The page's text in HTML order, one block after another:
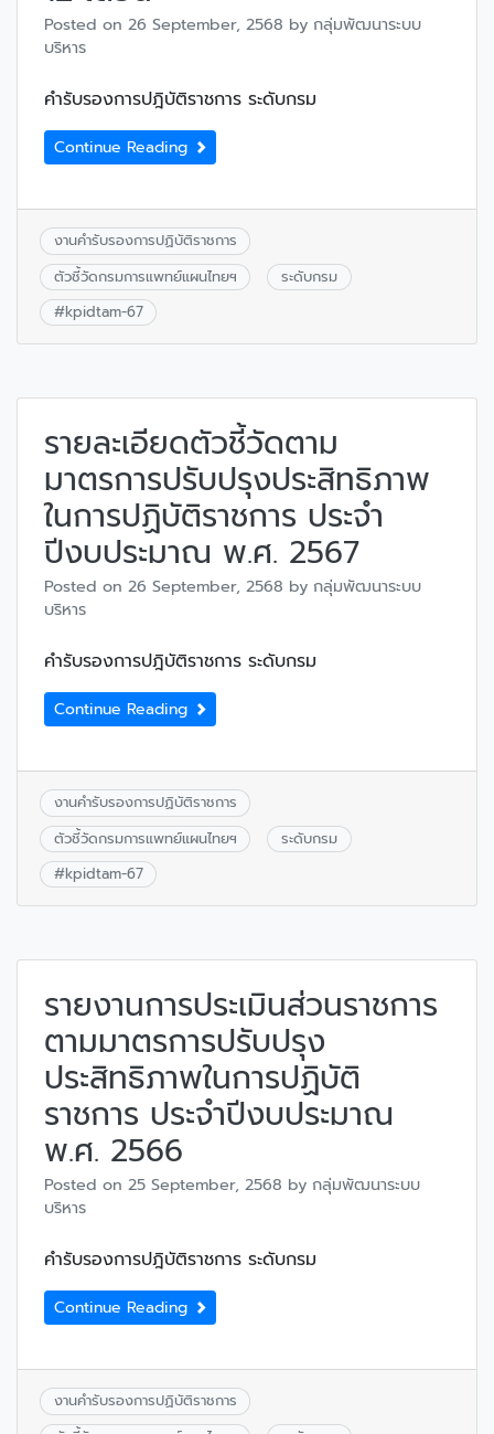
Posted on 26 September, 2568 by กลุ่มพัฒนาระบบ
บริหาร
คำรับรองการปฎิบัติราชการ ระดับกรม
Continue Reading
งานคำรับรองการปฏิบัติราชการ
ตัวชี้วัดกรมการแพทย์แผนไทยฯ
ระดับกรม
#kpidtam-67
รายละเอียดตัวชี้วัดตาม
มาตรการปรับปรุงประสิทธิภาพ
ในการปฏิบัติราชการ ประจำ
ปีงบประมาณ พ.ศ. 2567
Posted on 26 September, 2568 by กลุ่มพัฒนาระบบ
บริหาร
คำรับรองการปฎิบัติราชการ ระดับกรม
Continue Reading
งานคำรับรองการปฏิบัติราชการ
ตัวชี้วัดกรมการแพทย์แผนไทยฯ
ระดับกรม
#kpidtam-67
รายงานการประเมินส่วนราชการ
ตามมาตรการปรับปรุง
ประสิทธิภาพในการปฏิบัติ
ราชการ ประจำปีงบประมาณ
พ.ศ. 2566
Posted on 25 September, 2568 by กลุ่มพัฒนาระบบ
บริหาร
คำรับรองการปฎิบัติราชการ ระดับกรม
Continue Reading
งานคำรับรองการปฏิบัติราชการ